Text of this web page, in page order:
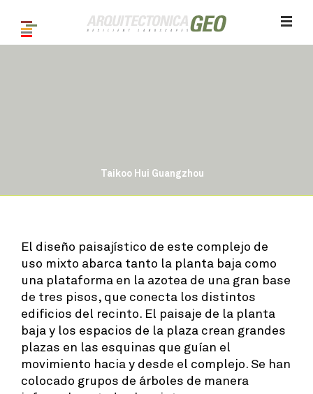
Taikoo Hui Guangzhou
El diseño paisajístico de este complejo de
uso mixto abarca tanto la planta baja como
una plataforma en la azotea de una gran base
de tres pisos, que conecta los distintos
edificios del recinto. El paisaje de la planta
baja y los espacios de la plaza crean grandes
plazas en las esquinas que guían el
movimiento hacia y desde el complejo. Se han
colocado grupos de árboles de manera